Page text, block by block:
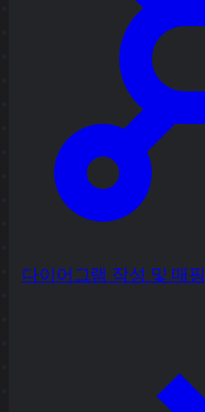
다이어그램 작성 및 매핑